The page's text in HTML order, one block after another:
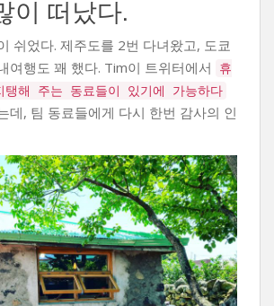
이 떠났다.
쉬었다. 제주도를 2번 다녀왔고, 도쿄
여행도 꽤 했다. Tim이 트위터에서
휴
해 주는 동료들이 있기에 가능하다
데, 팀 동료들에게 다시 한번 감사의 인